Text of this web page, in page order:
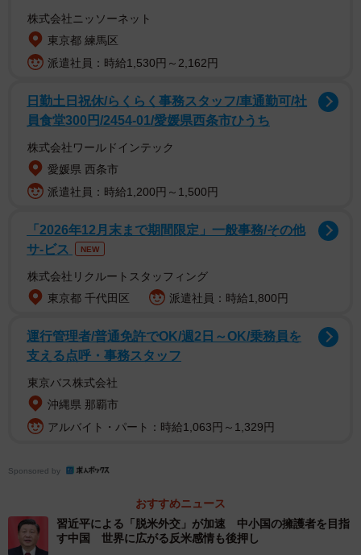
グローバサウスは、本来世界のあらゆる問題でリーダーシ
ップを発揮すべき大国が争い合い、むしろ途上国の経済成
長の阻害要因になっていることに強い不満を抱いている。
ポールで開催されたアジア安全保障会議、通称シャングリ
ラ・ダイアローグの席で、インドネシア次期大統領である
プラボウォ国防相は、米中対立など地政学的な緊張の高ま
りにグローバルサウスは幻滅しており、大国は人類の共通
の利益のために責任を持って行動するべきだとの認識を示
皮肉交じりに新冷戦と呼び、大国間対立の激化に強い警戒
グリラ・ダイアローグで同様の見解を示した。
東南アジアの国々だけではない。グローバルサウスの盟主
を自認するインドのモディ首相は2022年9月、ウズベキス
大統領と会談し、今は戦争する時代ではないとウクライナ
侵攻を明確に否定した。インドは伝統的に全方位外交を展
開し、どの陣営とも癒着しない非同盟主義を貫くが、モデ
も大国間競争とは一線を画す、それに不満を覚えるインド
の現状と言えるだろう・
株式会社ニッソーネット
東京都 練馬区
派遣社員：時給1,530円～2,162円
日勤土日祝休/らくらく事務スタッフ/車通勤可/社
員食堂300円/2454-01/愛媛県西条市ひうち
株式会社ワールドインテック
愛媛県 西条市
派遣社員：時給1,200円～1,500円
「2026年12月末まで期間限定」一般事務/その他
サ-ビス
NEW
株式会社リクルートスタッフィング
東京都 千代田区
派遣社員：時給1,800円
運行管理者/普通免許でOK/週2日～OK/乗務員を
支える点呼・事務スタッフ
東京バス株式会社
沖縄県 那覇市
アルバイト・パート：時給1,063円～1,329円
Sponsored by
おすすめニュース
習近平による「脱米外交」が加速 中小国の擁護者を目指
す中国 世界に広がる反米感情も後押し